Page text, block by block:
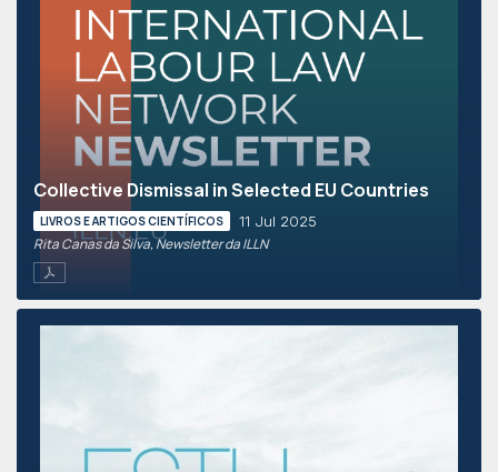
Collective Dismissal in Selected EU Countries
LIVROS E ARTIGOS CIENTÍFICOS 11 Jul 2025
Rita Canas da Silva, Newsletter da ILLN